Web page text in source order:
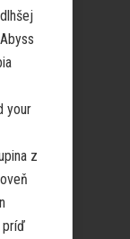
your
z
príď